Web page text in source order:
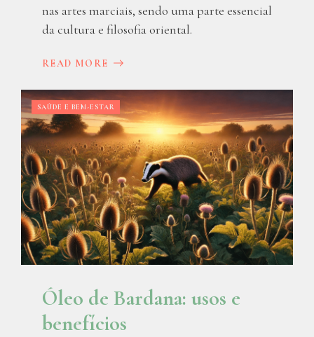
nas artes marciais, sendo uma parte essencial
da cultura e filosofia oriental.
READ MORE
SAÚDE E BEM-ESTAR
Óleo de Bardana: usos e
benefícios